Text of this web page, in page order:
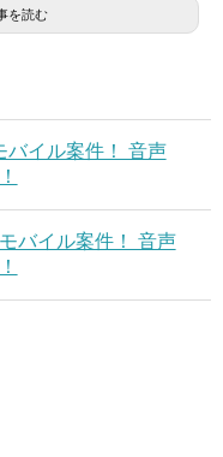
を読む
バイル案件！ 音声
バイル案件！ 音声